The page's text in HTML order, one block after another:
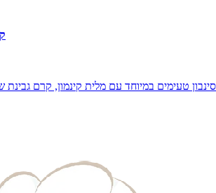
טעימים במיוחד עם מלית קינמון, קרם